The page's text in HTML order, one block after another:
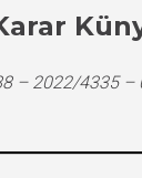
– 2022/4335 –